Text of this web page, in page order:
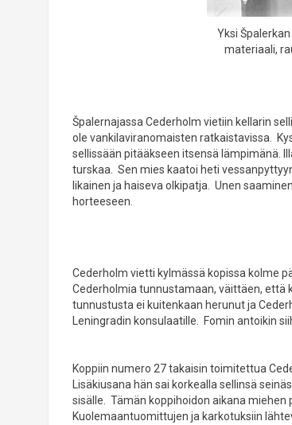
Yksi
materiaali,
Špalernajassa Cederholm vietiin kellarin
ole vankilaviranomaisten ratkaistavissa.
sellissään pitääkseen itsensä lämpimänä.
turskaa. Sen mies kaatoi heti
likainen ja haiseva olkipatja. Unen
horteeseen.
Cederholm vietti kylmässä kopissa kolme
Cederholmia tunnustamaan, väittäen, että
tunnustusta ei kuitenkaan herunut ja
Leningradin konsulaatille. Fomin antoikin
Koppiin numero 27 takaisin toimitettua
Lisäkiusana hän sai korkealla sellinsä
sisälle. Tämän koppihoidon aikana miehen
Kuolemaantuomittujen ja karkotuksiin